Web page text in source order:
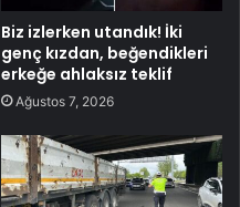
Biz izlerken utandık! İki
genç kızdan, beğendikleri
erkeğe ahlaksız teklif
Ağustos 7, 2026